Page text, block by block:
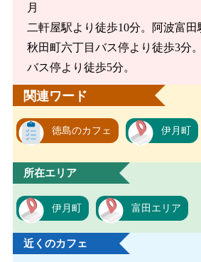
月
二軒屋駅より徒歩10分。阿波富田
秋田町六丁目バス停より徒歩3分
バス停より徒歩5分。
関連ワード
徳島のカフェ 伊月町
所在エリア
伊月町 富田エリア
近くのカフェ